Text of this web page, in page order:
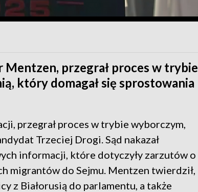
Mentzen, przegrał proces w trybie
który domagał się sprostowania
przegrał proces w trybie wyborczym,
Trzeciej Drogi. Sąd nakazał
informacji, które dotyczyły zarzutów o
migrantów do Sejmu. Mentzen twierdził,
z Białorusią do parlamentu, a także